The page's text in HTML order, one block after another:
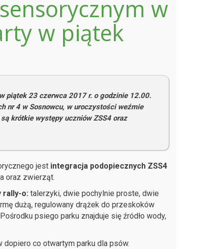
w
w piątek
piątek 23 czerwca 2017 r. o godzinie 12.00.
nr 4 w Sosnowcu, w uroczystości weźmie
krótkie występy uczniów ZSS4 oraz
jest integracja podopiecznych ZSS4
oraz zwierząt.
rally-o: talerzyki, dwie pochylnie proste, dwie
dużą, regulowany drążek do przeskoków
psiego parku znajduje się źródło wody,
co otwartym parku dla psów.